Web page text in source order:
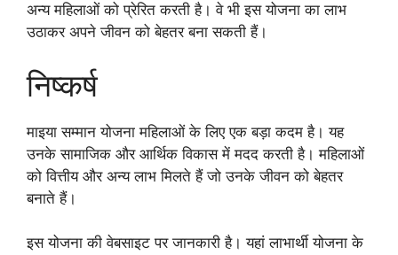
अन्य महिलाओं को प्रेरित करती है। वे भी इस योजना का लाभ
उठाकर अपने जीवन को बेहतर बना सकती हैं।
निष्कर्ष
माइया सम्मान योजना महिलाओं के लिए एक बड़ा कदम है। यह
उनके सामाजिक और आर्थिक विकास में मदद करती है। महिलाओं
को वित्तीय और अन्य लाभ मिलते हैं जो उनके जीवन को बेहतर
बनाते हैं।
इस योजना की वेबसाइट पर जानकारी है। यहां लाभार्थी योजना के